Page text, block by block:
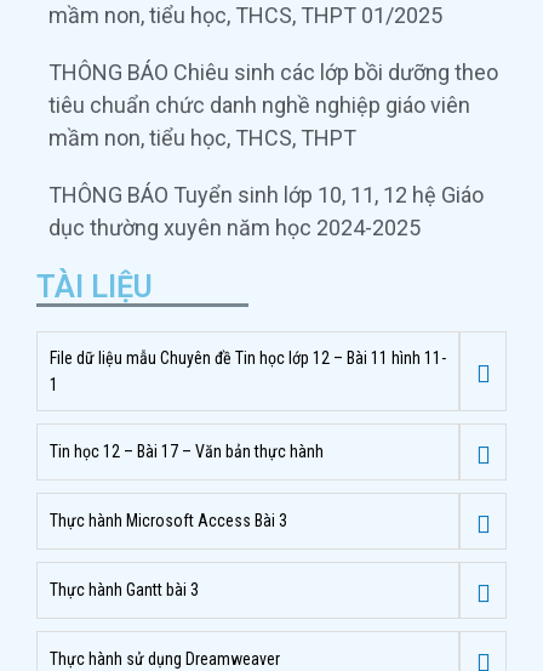
mầm non, tiểu học, THCS, THPT 01/2025
THÔNG BÁO Chiêu sinh các lớp bồi dưỡng theo
tiêu chuẩn chức danh nghề nghiệp giáo viên
mầm non, tiểu học, THCS, THPT
THÔNG BÁO Tuyển sinh lớp 10, 11, 12 hệ Giáo
dục thường xuyên năm học 2024-2025
TÀI LIỆU
File dữ liệu mẫu Chuyên đề Tin học lớp 12 – Bài 11 hình 11-
1
Tin học 12 – Bài 17 – Văn bản thực hành
Thực hành Microsoft Access Bài 3
Thực hành Gantt bài 3
Thực hành sử dụng Dreamweaver